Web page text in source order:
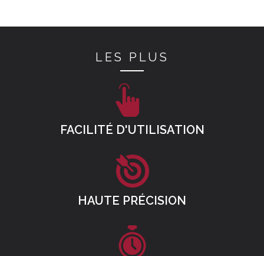
LES PLUS
FACILITÉ D'UTILISATION
HAUTE PRÉCISION